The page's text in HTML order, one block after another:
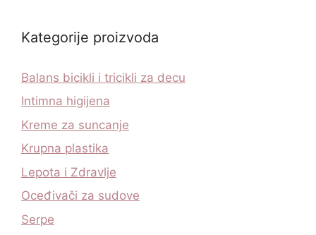
Kategorije proizvoda
Balans bicikli i tricikli za decu
Intimna higijena
Kreme za suncanje
Krupna plastika
Lepota i Zdravlje
Oceđivači za sudove
Serpe